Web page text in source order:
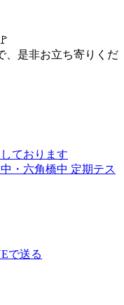
、是非お立ち寄りくだ
ております
・六角橋中 定期テス
で送る